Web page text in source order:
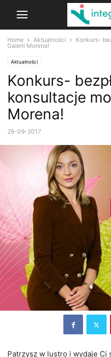
Home Aktualności
Konkurs-
Galerii Morena!
Aktualności
Konkurs-
konsultacje
Morena!
28-09-2017
Patrzysz w lustro i wydaje Ci